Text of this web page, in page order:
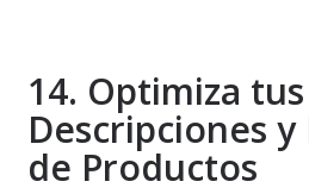
14. Optimiza tus
Descripciones
de Productos